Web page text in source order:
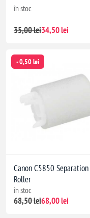
în stoc
35,00 lei34,50 lei
- 0,50 lei
Canon C5850 Separation
Roller
în stoc
68,50 lei68,00 lei